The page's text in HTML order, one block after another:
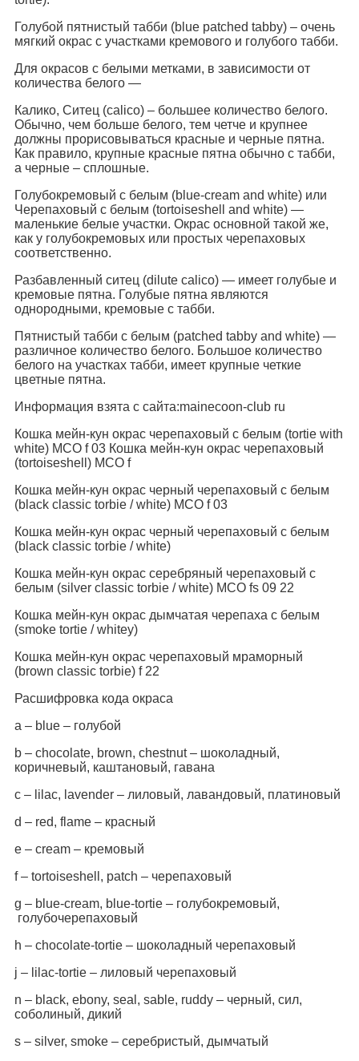
Голубой пятнистый табби (blue patched tabby) – очень
мягкий окрас с участками кремового и голубого табби.
Для окрасов с белыми метками, в зависимости от
количества белого —
Калико, Ситец (calico) – большее количество белого.
Обычно, чем больше белого, тем четче и крупнее
должны прорисовываться красные и черные пятна.
Как правило, крупные красные пятна обычно с табби,
а черные – сплошные.
Голубокремовый с белым (blue-cream and white) или
Черепаховый с белым (tortoiseshell and white) —
маленькие белые участки. Окрас основной такой же,
как у голубокремовых или простых черепаховых
соответственно.
Разбавленный ситец (dilute calico) — имеет голубые и
кремовые пятна. Голубые пятна являются
однородными, кремовые с табби.
Пятнистый табби с белым (patched tabby and white) —
различное количество белого. Большое количество
белого на участках табби, имеет крупные четкие
цветные пятна.
Информация взята с сайта:mainecoon-club ru
Кошка мейн-кун окрас черепаховый с белым (tortie with
white) MCO f 03 Кошка мейн-кун окрас черепаховый
(tortoiseshell) MCO f
Кошка мейн-кун окрас черный черепаховый с белым
(black classic torbie / white) MCO f 03
Кошка мейн-кун окрас черный черепаховый с белым
(black classic torbie / white)
Кошка мейн-кун окрас серебряный черепаховый с
белым (silver classic torbie / white) MCO fs 09 22
Кошка мейн-кун окрас дымчатая черепаха с белым
(smoke tortie / whitey)
Кошка мейн-кун окрас черепаховый мраморный
(brown classic torbie) f 22
Расшифровка кода окраса
a – blue – голубой
b – chocolate, brown, chestnut – шоколадный,
коричневый, каштановый, гавана
c – lilac, lavender – лиловый, лавандовый, платиновый
d – red, flame – красный
e – cream – кремовый
f – tortoiseshell, patch – черепаховый
g – blue-cream, blue-tortie – голубокремовый,
голубочерепаховый
h – chocolate-tortie – шоколадный черепаховый
j – lilac-tortie – лиловый черепаховый
n – black, ebony, seal, sable, ruddy – черный, сил,
соболиный, дикий
s – silver, smoke – серебристый, дымчатый